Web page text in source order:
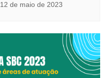
12 de maio de 2023